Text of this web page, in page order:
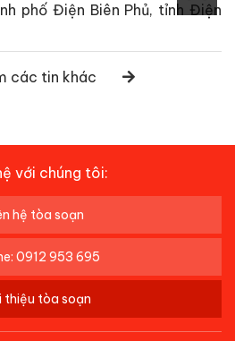
phố Điện Biên Phủ, tỉnh Điện
các tin khác
với chúng tôi:
hệ tòa soạn
0912 953 695
thiệu tòa soạn